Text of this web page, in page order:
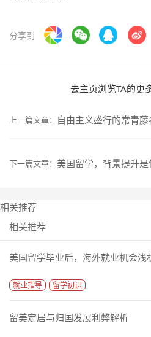
分享到
去主页浏览TA的更
上一篇文章： 自由主义盛行的常青
下一篇文章： 美国留学，背景提升是
相关推荐
相关推荐
美国留学毕业后，海外就业机会浅
就业指导 留学初识
留美定居与归国发展利弊解析